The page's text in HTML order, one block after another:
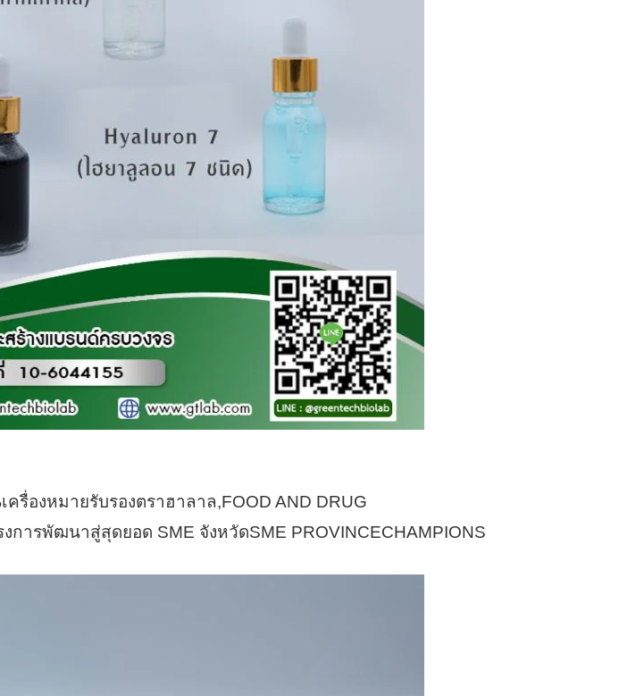
รื่องหมายรับรองตราฮาลาล,FOOD AND DRUG
การพัฒนาสู่สุดยอด SME จังหวัดSME PROVINCECHAMPIONS